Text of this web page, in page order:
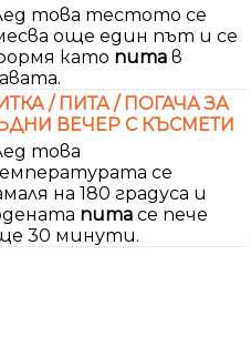
това тестото се
още един път и се
като пита в
/ ПИТА / ПОГАЧА ЗА
ВЕЧЕР С КЪСМЕТИ
това
се
на 180 градуса и
пита се пече
30 минути.